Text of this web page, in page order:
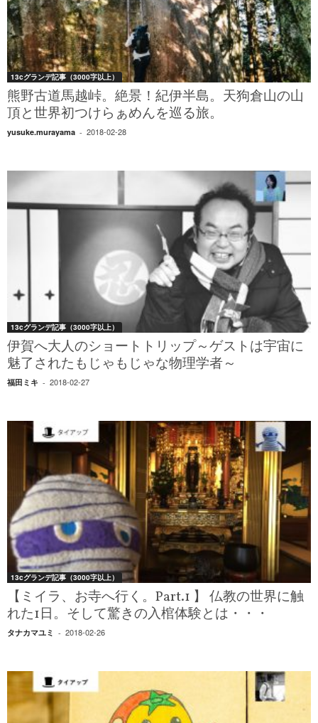
13cグランデ記事（3000字以上）
熊野古道馬越峠。絶景！紀伊半島。天狗倉山の山
頂と世界初つけらぁめんを巡る旅。
yusuke.murayama - 2018-02-28
13cグランデ記事（3000字以上）
伊賀へ大人のショートトリップ～ゲストは宇宙に
魅了されたもじゃもじゃな物理学者～
福田ミキ - 2018-02-27
13cグランデ記事（3000字以上）
【ミイラ、お寺へ行く。Part.1 】 仏教の世界に触
れた1日。そして驚きの入棺体験とは・・・
タナカマユミ - 2018-02-26